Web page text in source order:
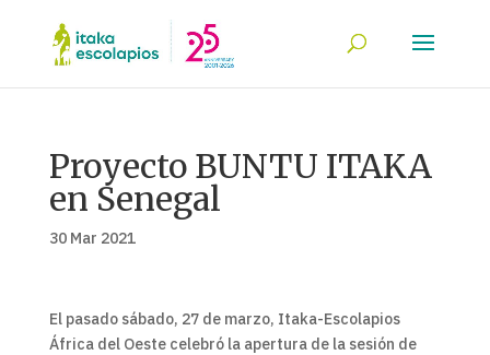
Proyecto BUNTU ITAKA
en Senegal
30 Mar 2021
El pasado sábado, 27 de marzo, Itaka-Escolapios
África del Oeste celebró la apertura de la sesión de